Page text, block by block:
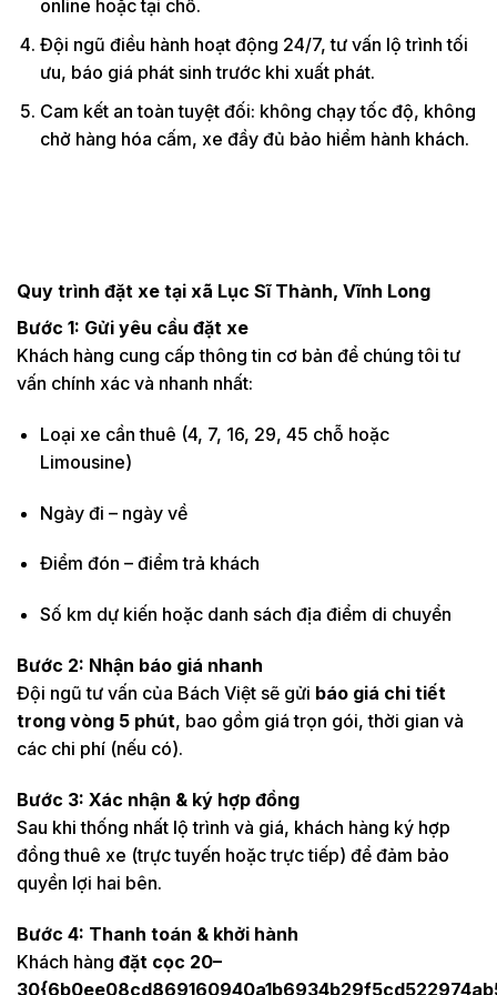
online hoặc tại chỗ.
Đội ngũ điều hành hoạt động 24/7, tư vấn lộ trình tối
ưu, báo giá phát sinh trước khi xuất phát.
Cam kết an toàn tuyệt đối: không chạy tốc độ, không
chở hàng hóa cấm, xe đầy đủ bảo hiểm hành khách.
Quy trình đặt xe tại xã Lục Sĩ Thành, Vĩnh Long
Bước 1: Gửi yêu cầu đặt xe
Khách hàng cung cấp thông tin cơ bản để chúng tôi tư
vấn chính xác và nhanh nhất:
Loại xe cần thuê (4, 7, 16, 29, 45 chỗ hoặc
Limousine)
Ngày đi – ngày về
Điểm đón – điểm trả khách
Số km dự kiến hoặc danh sách địa điểm di chuyển
Bước 2: Nhận báo giá nhanh
Đội ngũ tư vấn của Bách Việt sẽ gửi báo giá chi tiết
trong vòng 5 phút, bao gồm giá trọn gói, thời gian và
các chi phí (nếu có).
Bước 3: Xác nhận & ký hợp đồng
Sau khi thống nhất lộ trình và giá, khách hàng ký hợp
đồng thuê xe (trực tuyến hoặc trực tiếp) để đảm bảo
quyền lợi hai bên.
Bước 4: Thanh toán & khởi hành
Khách hàng đặt cọc 20–